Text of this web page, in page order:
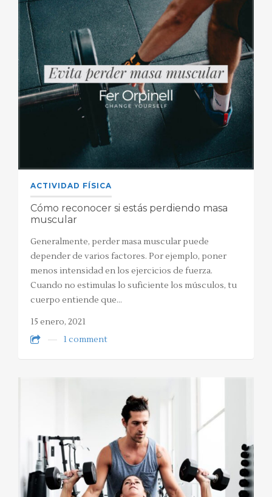
ACTIVIDAD FÍSICA
Cómo reconocer si estás perdiendo masa
muscular
Generalmente, perder masa muscular puede
depender de varios factores. Por ejemplo, poner
menos intensidad en los ejercicios de fuerza.
Cuando no estimulas lo suficiente los músculos, tu
cuerpo entiende que…
15 enero, 2021
1 comment